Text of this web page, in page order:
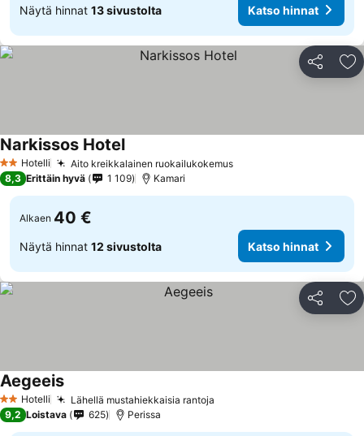
Näytä hinnat 13 sivustolta Katso hinnat
Jaa
2 Tähtiluokitus
Hotelli Aito kreikkalainen ruokailukokemus
Narkissos Hotel
8,3 Erittäin hyvä 1 109 Kamari
Alkaen 40 €
Näytä hinnat 12 sivustolta Katso hinnat
Jaa
2 Tähtiluokitus
Hotelli Lähellä mustahiekkaisia rantoja
Aegeeis
9,2 Loistava 625 Perissa